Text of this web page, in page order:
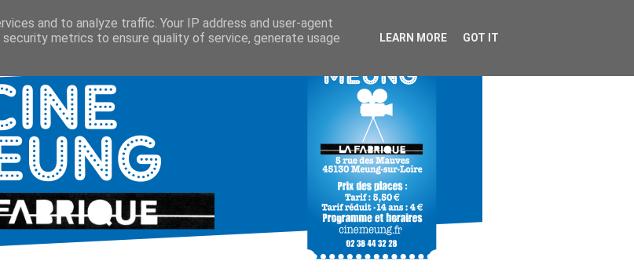
and to analyze traffic. Your IP address and user-agent
metrics to ensure quality of service, generate usage
LEARN MORE GOT IT